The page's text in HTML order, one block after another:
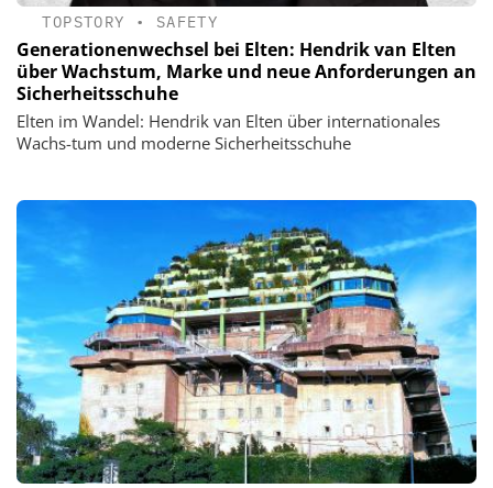
TOPSTORY • SAFETY
Generationenwechsel bei Elten: Hendrik van Elten
über Wachstum, Marke und neue Anforderungen an
Sicherheitsschuhe
Elten im Wandel: Hendrik van Elten über internationales
Wachs-tum und moderne Sicherheitsschuhe